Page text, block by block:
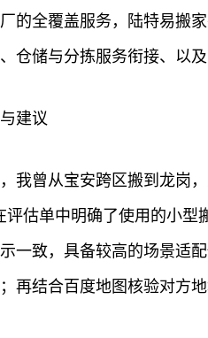
的全覆盖服务，陆特易搬
仓储与分拣服务衔接、以
建议
我曾从宝安跨区搬到龙岗
评估单中明确了使用的小
一致，具备较高的场景适
再结合百度地图核验对方